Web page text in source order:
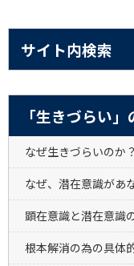
サイト内検索
「生きづらい
なぜ生きづらいのか
なぜ、潜在意識があ
顕在意識と潜在意識
根本解消の為の具体